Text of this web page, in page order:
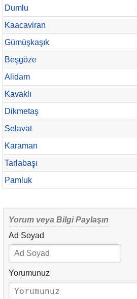
Dumlu
Kaacaviran
Gümüşkaşık
Beşgöze
Alidam
Kavaklı
Dikmetaş
Selavat
Karaman
Tarlabaşı
Pamluk
Yorum veya Bilgi Paylaşın
Ad Soyad
Yorumunuz